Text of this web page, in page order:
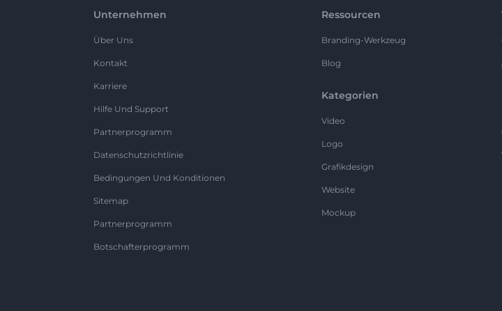
Unternehmen
Über Uns
Kontakt
Karriere
Hilfe Und Support
Partnerprogramm
Datenschutzrichtlinie
Bedingungen Und Konditionen
Sitemap
Partnerprogramm
Botschafterprogramm
Ressourcen
Branding-Werkzeug
Blog
Kategorien
Video
Logo
Grafikdesign
Website
Mockup